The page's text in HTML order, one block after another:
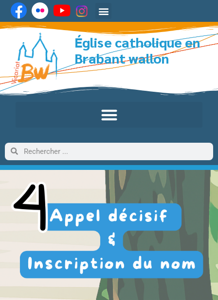
Église catholique en
Brabant wallon